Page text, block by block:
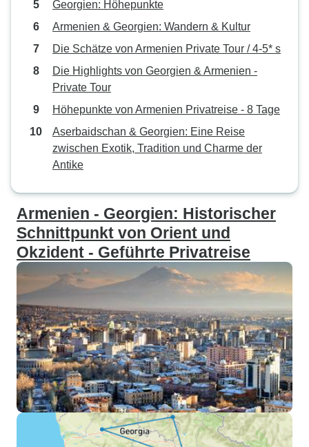
Georgien: Höhepunkte
Armenien & Georgien: Wandern & Kultur
Die Schätze von Armenien Private Tour / 4-5* s
Die Highlights von Georgien & Armenien -
Private Tour
Höhepunkte von Armenien Privatreise - 8 Tage
Aserbaidschan & Georgien: Eine Reise
zwischen Exotik, Tradition und Charme der
Antike
Armenien - Georgien: Historischer
Schnittpunkt von Orient und
Okzident - Geführte Privatreise